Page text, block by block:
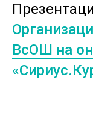
ВсОШ на